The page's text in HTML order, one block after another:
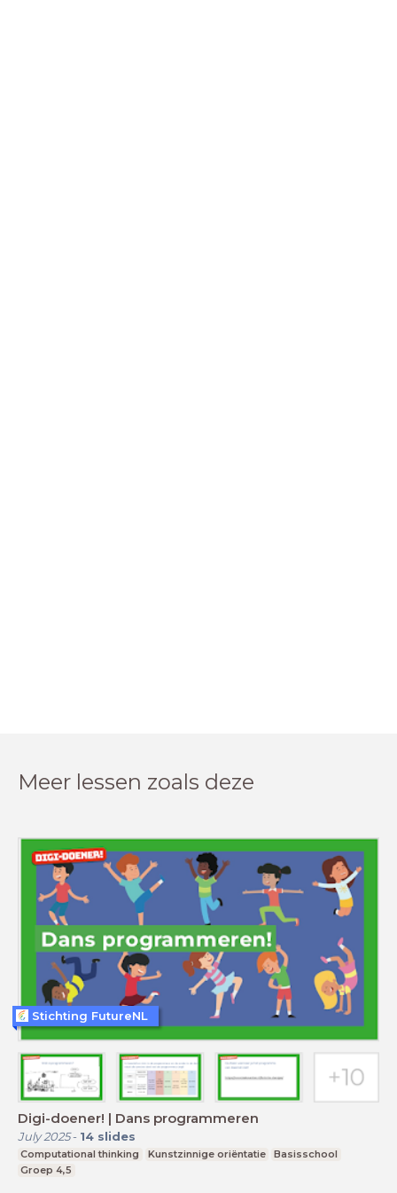
Meer lessen zoals deze
Digi-doener! | Dans programmeren
July 2025- 14 slides
Computational thinking Kunstzinnige oriëntatie
Basisschool
Groep 4,5
Stichting FutureNL